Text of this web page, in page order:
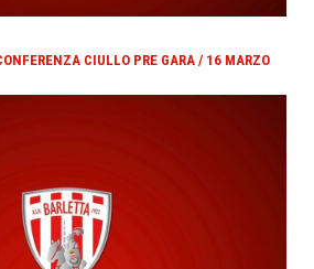
CIULLO PRE GARA / 16 MARZO